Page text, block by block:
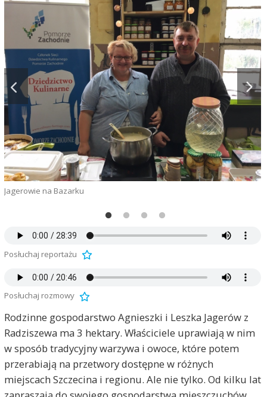
Jagerowie na Bazarku
Posłuchaj reportażu
Posłuchaj rozmowy
Rodzinne gospodarstwo Agnieszki i Leszka Jagerów z
Radziszewa ma 3 hektary. Właściciele uprawiają w nim
w sposób tradycyjny warzywa i owoce, które potem
przerabiają na przetwory dostępne w różnych
miejscach Szczecina i regionu. Ale nie tylko. Od kilku lat